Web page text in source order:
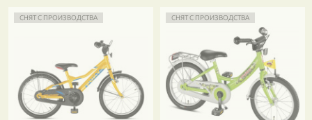
СНЯТ С ПРОИЗВОДСТВА СНЯТ С ПРОИЗВОДСТВА